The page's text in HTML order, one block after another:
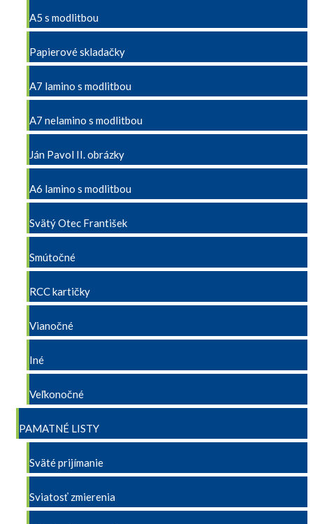
A5 s modlitbou
Papierové skladačky
A7 lamino s modlitbou
A7 nelamino s modlitbou
Ján Pavol II. obrázky
A6 lamino s modlitbou
Svätý Otec František
Smútočné
RCC kartičky
Vianočné
Iné
Veľkonočné
PAMATNÉ LISTY
Sväté prijímanie
Sviatosť zmierenia